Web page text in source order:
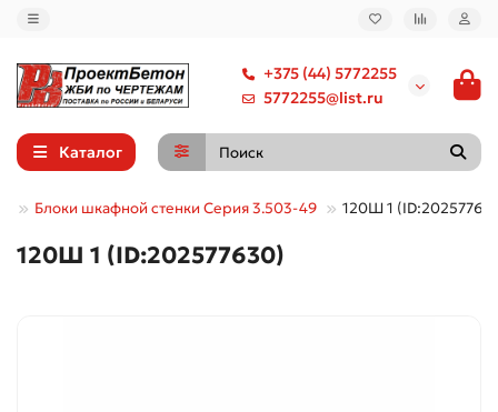
+375 (44) 5772255
5772255@list.ru
Каталог
Блоки шкафной стенки Серия 3.503-49 120Ш 1
120Ш 1 (ID:202577630)